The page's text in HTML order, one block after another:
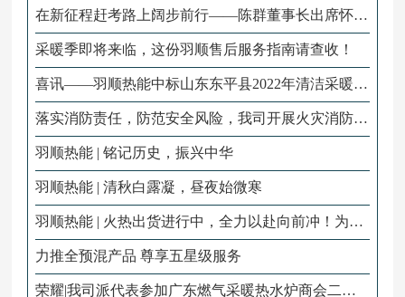
在新征程赶考路上阔步前行——陈群董事长出席怀化
市六届人大二次会议
采暖季即将来临，这份羽顺售后服务指南请查收！
喜讯——羽顺热能中标山东东平县2022年清洁采暖项
目！
落实消防责任，防范安全风险，我司开展火灾消防演
练！
羽顺热能 | 铭记历史，振兴中华
羽顺热能 | 清秋白露凝，昼夜始微寒
羽顺热能 | 火热出货进行中，全力以赴向前冲！为冬
季采暖贡献羽顺力量！
力推全预混产品 尊享五星级服务
荣耀|我司派代表参加广东燃气采暖热水炉商会二届